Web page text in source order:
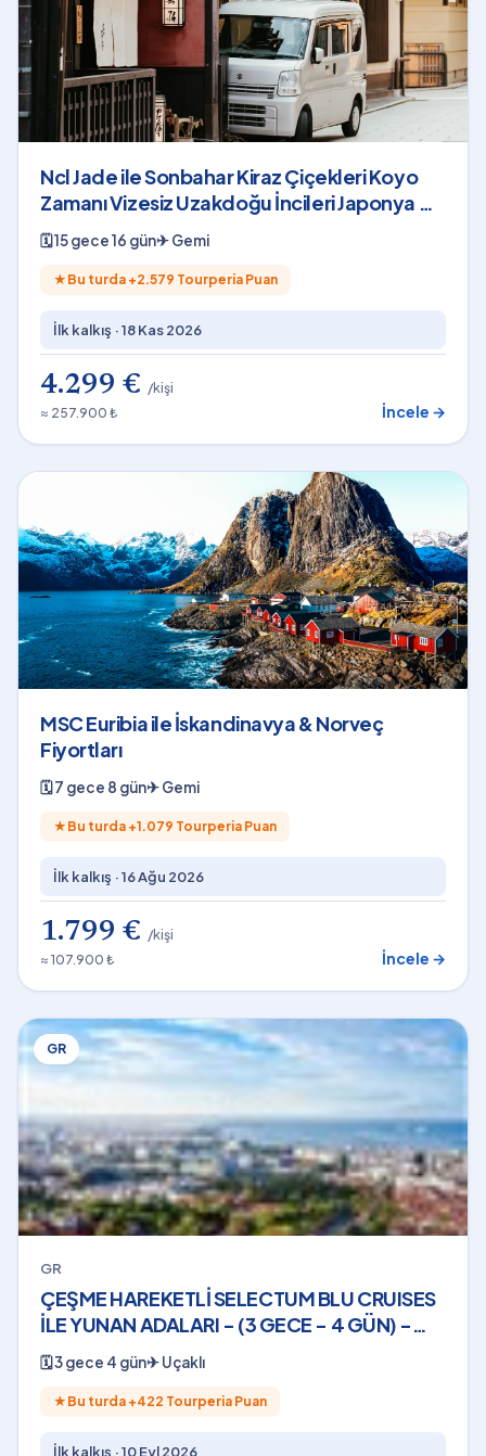
Ncl Jade ile Sonbahar Kiraz Çiçekleri Koyo
Zamanı Vizesiz Uzakdoğu İncileri Japonya &
Güney Kore
🗓15 gece 16 gün✈Gemi
★ Bu turda +2.579 Tourperia Puan
İlk kalkış ·18 Kas 2026
4.299 € /kişi
≈ 257.900 ₺
İncele →
MSC Euribia ile İskandinavya & Norveç
Fiyortları
🗓7 gece 8 gün✈Gemi
★ Bu turda +1.079 Tourperia Puan
İlk kalkış ·16 Ağu 2026
1.799 € /kişi
≈ 107.900 ₺
İncele →
GR
GR
ÇEŞME HAREKETLİ SELECTUM BLU CRUISES
İLE YUNAN ADALARI - (3 GECE - 4 GÜN) -
2026
🗓3 gece 4 gün✈Uçaklı
★ Bu turda +422 Tourperia Puan
İlk kalkış ·10 Eyl 2026